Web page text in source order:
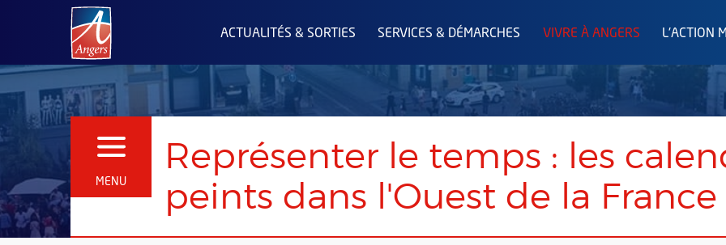
Angers.fr : Retour à l'accueil
ACTUALITÉS & SORTIES SERVICES & DÉMARCHES VIVRE À ANGERS L'ACTION
MENU
OUVRIR LE MENU
Représenter le temps : les
peints dans l'Ouest de la